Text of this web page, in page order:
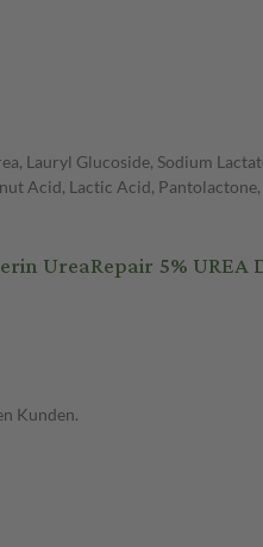
Lauryl Glucoside, Sodium
Acid, Lactic Acid,
UreaRepair 5%
Kunden.